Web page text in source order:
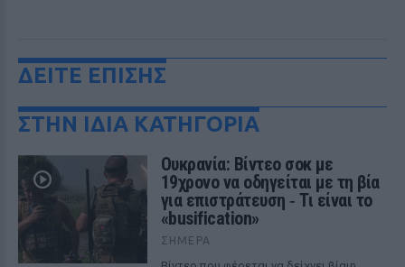
ΔΕΙΤΕ ΕΠΙΣΗΣ
ΣΤΗΝ ΙΔΙΑ ΚΑΤΗΓΟΡΙΑ
Ουκρανία: Βίντεο σοκ με
19χρονο να οδηγείται με τη βία
για επιστράτευση ‑ Τι είναι το
«busification»
ΣΉΜΕΡΑ